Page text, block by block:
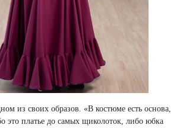
из своих образов. «В костюме есть основа,
это платье до самых щиколоток, либо юбка